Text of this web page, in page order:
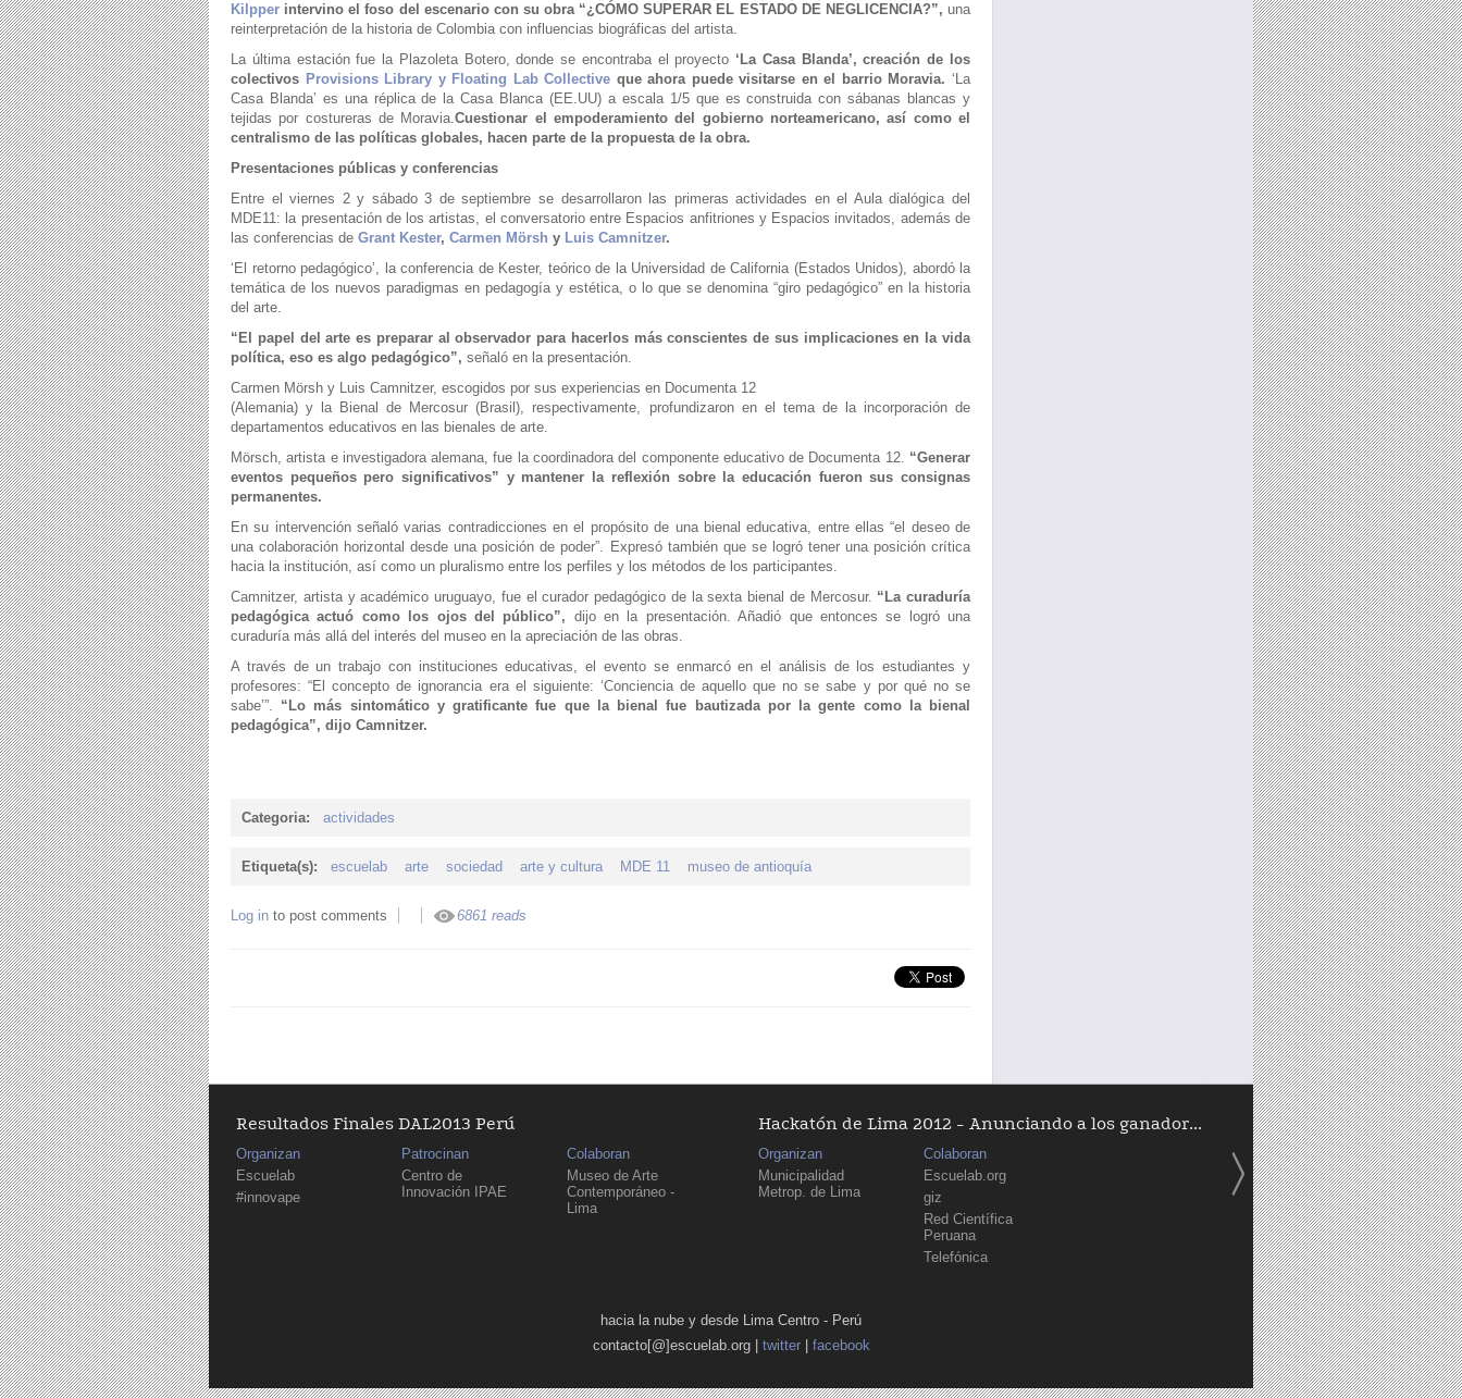
Kilpper intervino el foso del escenario con su obra “¿CÓMO SUPERAR EL ESTADO DE NEGLICENCIA?”, una
reinterpretación de la historia de Colombia con influencias biográficas del artista.
La última estación fue la Plazoleta Botero, donde se encontraba el proyecto ‘La Casa Blanda’, creación de los
colectivos Provisions Library y Floating Lab Collective que ahora puede visitarse en el barrio Moravia. ‘La
Casa Blanda’ es una réplica de la Casa Blanca (EE.UU) a escala 1/5 que es construida con sábanas blancas y
tejidas por costureras de Moravia.Cuestionar el empoderamiento del gobierno norteamericano, así como el
centralismo de las políticas globales, hacen parte de la propuesta de la obra.
Presentaciones públicas y conferencias
Entre el viernes 2 y sábado 3 de septiembre se desarrollaron las primeras actividades en el Aula dialógica del
MDE11: la presentación de los artistas, el conversatorio entre Espacios anfitriones y Espacios invitados, además de
las conferencias de Grant Kester, Carmen Mörsh y Luis Camnitzer.
‘El retorno pedagógico’, la conferencia de Kester, teórico de la Universidad de California (Estados Unidos), abordó la
temática de los nuevos paradigmas en pedagogía y estética, o lo que se denomina “giro pedagógico” en la historia
del arte.
“El papel del arte es preparar al observador para hacerlos más conscientes de sus implicaciones en la vida
política, eso es algo pedagógico”, señaló en la presentación.
Carmen Mörsh y Luis Camnitzer, escogidos por sus experiencias en Documenta 12
(Alemania) y la Bienal de Mercosur (Brasil), respectivamente, profundizaron en el tema de la incorporación de
departamentos educativos en las bienales de arte.
Mörsch, artista e investigadora alemana, fue la coordinadora del componente educativo de Documenta 12. “Generar
eventos pequeños pero significativos” y mantener la reflexión sobre la educación fueron sus consignas
permanentes.
En su intervención señaló varias contradicciones en el propósito de una bienal educativa, entre ellas “el deseo de
una colaboración horizontal desde una posición de poder”. Expresó también que se logró tener una posición crítica
hacia la institución, así como un pluralismo entre los perfiles y los métodos de los participantes.
Camnitzer, artista y académico uruguayo, fue el curador pedagógico de la sexta bienal de Mercosur. “La curaduría
pedagógica actuó como los ojos del público”, dijo en la presentación. Añadió que entonces se logró una
curaduría más allá del interés del museo en la apreciación de las obras.
A través de un trabajo con instituciones educativas, el evento se enmarcó en el análisis de los estudiantes y
profesores: “El concepto de ignorancia era el siguiente: ‘Conciencia de aquello que no se sabe y por qué no se
sabe’”. “Lo más sintomático y gratificante fue que la bienal fue bautizada por la gente como la bienal
pedagógica”, dijo Camnitzer.
Categoria: actividades
Etiqueta(s): escuelab arte sociedad arte y cultura MDE 11 museo de antioquía
Log in to post comments 6861 reads
Resultados Finales DAL2013 Perú
Organizan
Escuelab
#innovape
Patrocinan
Centro de
Innovación IPAE
Colaboran
Museo de Arte
Contemporáneo -
Lima
Hackatón de Lima 2012 - Anunciando a los ganador...
Organizan
Municipalidad
Metrop. de Lima
Colaboran
Escuelab.org
giz
Red Científica
Peruana
Telefónica
hacia la nube y desde Lima Centro - Perú
contacto[@]escuelab.org | twitter| facebook